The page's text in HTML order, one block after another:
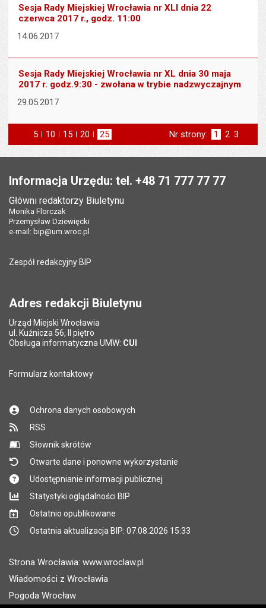
Sesja Rady Miejskiej Wrocławia nr XLI dnia 22
czerwca 2017 r., godz. 11:00
14.06.2017
Sesja Rady Miejskiej Wrocławia nr XL dnia 30 maja
2017 r. godz.9:30 - zwołana w trybie nadzwyczajnym
29.05.2017
5 elementów na stronie
10 elementów
na stronie
15 elementów
na stronie
20 elementów
na stronie
25
na stronie
Nr strony: Strona
1 Strona
2 Strona
3
Informacja Urzędu: tel. +48 71 777 77 77
Główni redaktorzy Biuletynu
Monika Florczak
Przemysław Dziewięcki
e-mail: bip@um.wroc.pl
Zespół redakcyjny BIP
Adres redakcji Biuletynu
Urząd Miejski Wrocławia
ul. Kuźnicza 56, II piętro
Obsługa informatyczna UMW: CUI
Formularz kontaktowy
Ochrona danych osobowych
RSS
Słownik skrótów
Otwarte dane i ponowne wykorzystanie
Udostępnianie informacji publicznej
Statystyki oglądalności BIP
Ostatnio opublikowane
Ostatnia aktualizacja BIP: 07.08.2026 15:33
Strona Wrocławia: www.wroclaw.pl
Wiadomości z Wrocławia
Pogoda Wrocław